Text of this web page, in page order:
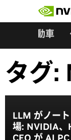
自動車
タグ:
LLM がノー
場: NVIDIA、